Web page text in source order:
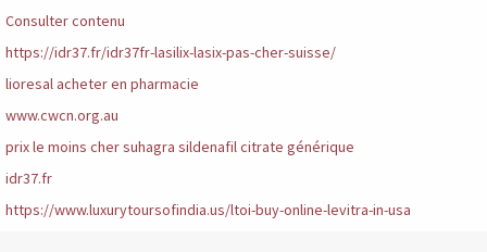
Consulter contenu
https://idr37.fr/idr37fr-lasilix-lasix-pas-cher-suisse/
lioresal acheter en pharmacie
www.cwcn.org.au
prix le moins cher suhagra sildenafil citrate générique
idr37.fr
https://www.luxurytoursofindia.us/ltoi-buy-online-levitra-in-usa